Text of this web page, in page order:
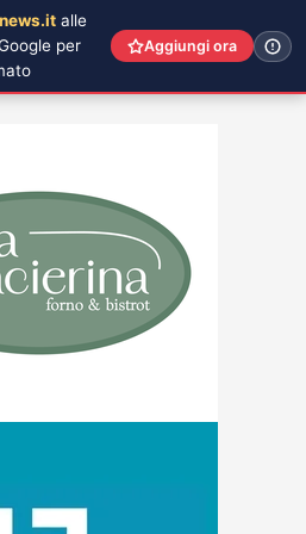
alle
per
Aggiungi ora